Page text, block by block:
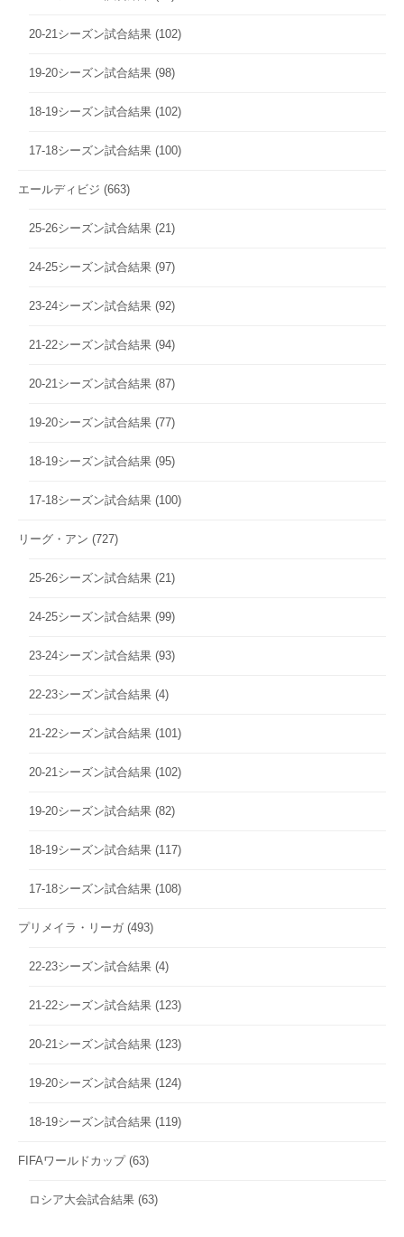
20-21シーズン試合結果 (102)
19-20シーズン試合結果 (98)
18-19シーズン試合結果 (102)
17-18シーズン試合結果 (100)
エールディビジ (663)
25-26シーズン試合結果 (21)
24-25シーズン試合結果 (97)
23-24シーズン試合結果 (92)
21-22シーズン試合結果 (94)
20-21シーズン試合結果 (87)
19-20シーズン試合結果 (77)
18-19シーズン試合結果 (95)
17-18シーズン試合結果 (100)
リーグ・アン (727)
25-26シーズン試合結果 (21)
24-25シーズン試合結果 (99)
23-24シーズン試合結果 (93)
22-23シーズン試合結果 (4)
21-22シーズン試合結果 (101)
20-21シーズン試合結果 (102)
19-20シーズン試合結果 (82)
18-19シーズン試合結果 (117)
17-18シーズン試合結果 (108)
プリメイラ・リーガ (493)
22-23シーズン試合結果 (4)
21-22シーズン試合結果 (123)
20-21シーズン試合結果 (123)
19-20シーズン試合結果 (124)
18-19シーズン試合結果 (119)
FIFAワールドカップ(63)
ロシア大会試合結果 (63)